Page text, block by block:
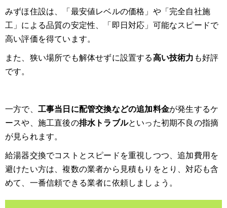
みずほ住設は、「最安値レベルの価格」や「完全自社施
工」による品質の安定性、「即日対応」可能なスピードで
高い評価を得ています。
また、狭い場所でも解体せずに設置する高い技術力 も好評
です。
一方で、 工事当日に配管交換などの追加料金が発生するケ
ースや、施工直後の排水トラブルといった初期不良の指摘
が見られます。
給湯器交換でコストとスピードを重視しつつ、追加費用を
避けたい方は、複数の業者から見積もりをとり、対応も含
めて、一番信頼できる業者に依頼しましょう。